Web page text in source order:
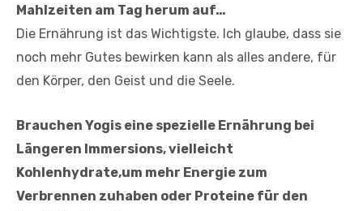
Mahlzeiten am Tag herum auf…
Die Ernährung ist das Wichtigste. Ich glaube, dass sie
noch mehr Gutes bewirken kann als alles andere, für
den Körper, den Geist und die Seele.
Brauchen Yogis eine spezielle Ernährung bei
Längeren Immersions, vielleicht
Kohlenhydrate,um mehr Energie zum
Verbrennen zuhaben oder Proteine für den